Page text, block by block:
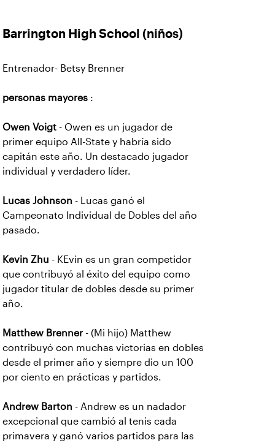
Barrington High School (niños)
Entrenador- Betsy Brenner
personas mayores :
Owen Voigt - Owen es un jugador de
primer equipo All-State y habría sido
capitán este año. Un destacado jugador
individual y verdadero líder.
Lucas Johnson - Lucas ganó el
Campeonato Individual de Dobles del año
pasado.
Kevin Zhu - KEvin es un gran competidor
que contribuyó al éxito del equipo como
jugador titular de dobles desde su primer
año.
Matthew Brenner - (Mi hijo) Matthew
contribuyó con muchas victorias en dobles
desde el primer año y siempre dio un 100
por ciento en prácticas y partidos.
Andrew Barton - Andrew es un nadador
excepcional que cambió al tenis cada
primavera y ganó varios partidos para las